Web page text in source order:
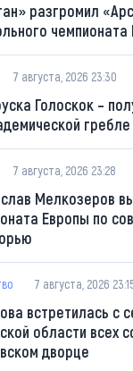
разгромил
чемпионата
7 августа, 2026 23:30
Голоскок –
гребле
7 августа, 2026 23:28
Мелкозеров
Европы по
7 августа, 2026
встретилась с
области всех
дворце